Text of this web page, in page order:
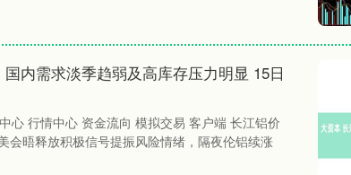
内需求淡季趋弱及高库存压力明显 15日
心 行情中心 资金流向 模拟交易 客户端 长江铝价
会晤释放积极信号提振风险情绪，隔夜伦铝续涨